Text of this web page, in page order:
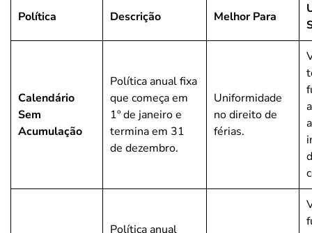
Política Descrição Melhor Para
Calendário
Sem
Acumulação
Política anual fixa
que começa em
1º de janeiro e
termina em 31
de dezembro.
Uniformidade
no direito de
férias.
Política anual